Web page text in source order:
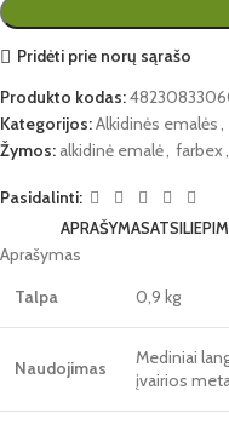
Pridėti prie norų sąrašo
Produkto kodas:
Kategorijos:Alkidinės emalės,
Žymos: alkidinė emalė, farbex,
Pasidalinti:
APRAŠYMAS
Aprašymas
Talpa
0,9 kg
Naudojimas
Mediniai
įvairios